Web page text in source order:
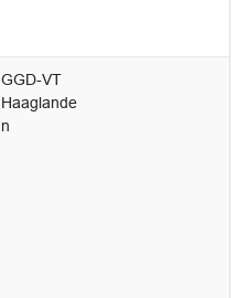
GGD-VT
Haaglande
n